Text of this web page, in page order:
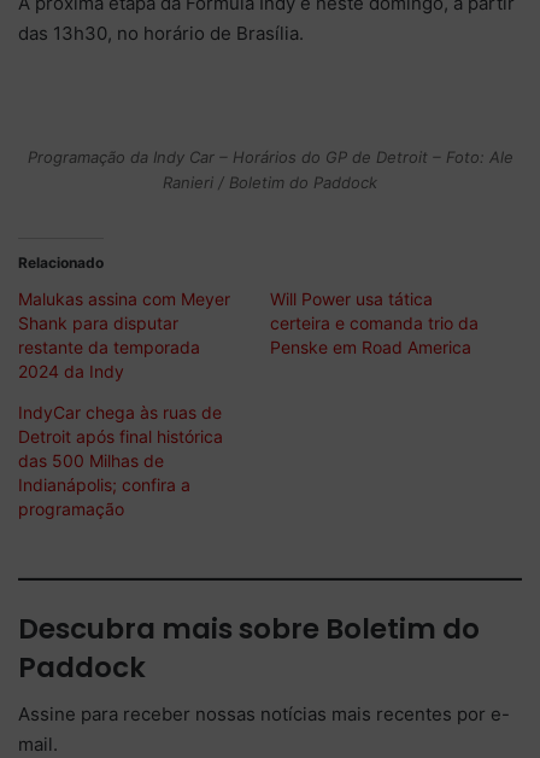
das 13h30, no horário de Brasília.
Programação da Indy Car – Horários do GP de Detroit – Foto: Ale
Ranieri / Boletim do Paddock
Relacionado
Malukas assina com Meyer
Shank para disputar
restante da temporada
2024 da Indy
Will Power usa tática
certeira e comanda trio da
Penske em Road America
IndyCar chega às ruas de
Detroit após final histórica
das 500 Milhas de
Indianápolis; confira a
programação
Descubra mais sobre Boletim do
Paddock
Assine para receber nossas notícias mais recentes por e-
mail.